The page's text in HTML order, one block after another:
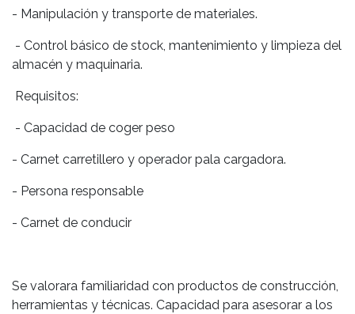
- Manipulación y transporte de materiales.
- Control básico de stock, mantenimiento y limpieza del
almacén y maquinaria.
Requisitos:
- Capacidad de coger peso
- Carnet carretillero y operador pala cargadora.
- Persona responsable
- Carnet de conducir
Se valorara familiaridad con productos de construcción,
herramientas y técnicas. Capacidad para asesorar a los